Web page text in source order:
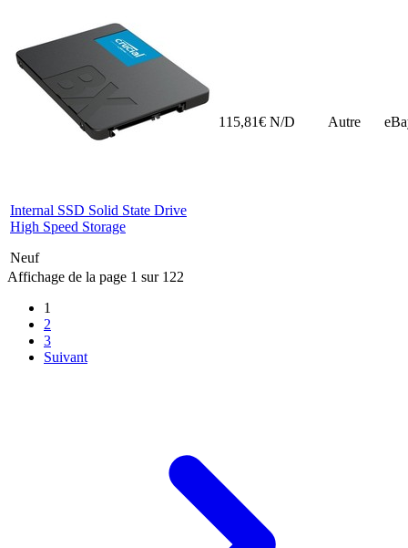
Internal SSD Solid State Drive
High Speed Storage
Neuf
115,81€ N/D Autre
Affichage de la page 1 sur 122
1
2
3
Suivant